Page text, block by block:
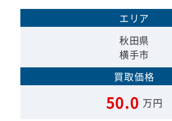
エリア
秋田県
横手市
買取価格
50.0 万円